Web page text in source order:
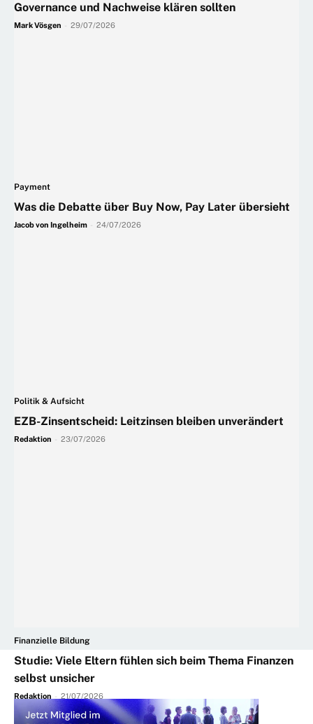
Governance und Nachweise klären sollten
Mark Vösgen 29/07/2026
Payment
Was die Debatte über Buy Now, Pay Later übersieht
Jacob von Ingelheim 24/07/2026
Politik & Aufsicht
EZB-Zinsentscheid: Leitzinsen bleiben unverändert
Redaktion 23/07/2026
Finanzielle Bildung
Studie: Viele Eltern fühlen sich beim Thema Finanzen
selbst unsicher
Redaktion - 21/07/2026